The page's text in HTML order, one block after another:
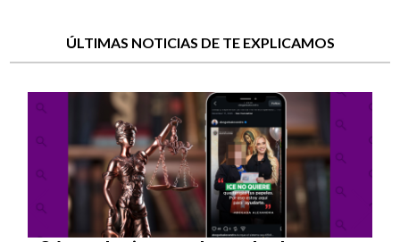
ÚLTIMAS NOTICIAS DE TE EXPLICAMOS